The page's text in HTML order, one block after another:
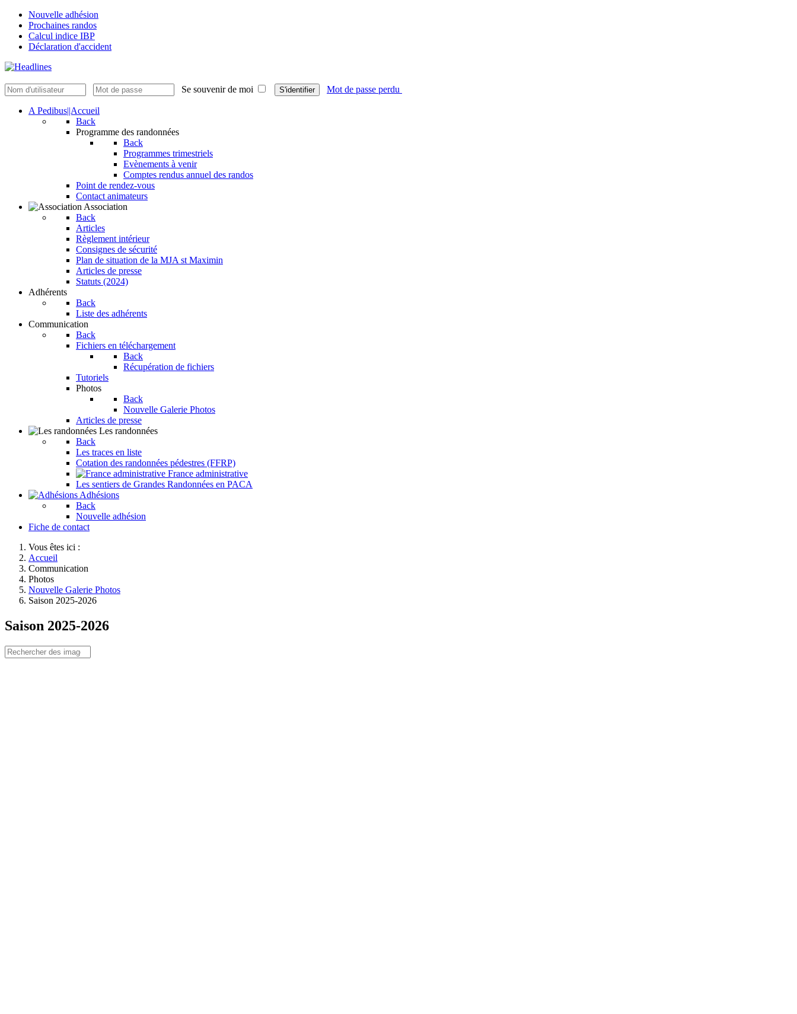
Nouvelle adhésion
Prochaines randos
Calcul indice IBP
Déclaration d'accident
Se souvenir de moi S'identifier Mot de passe perdu
A Pedibus||Accueil
Back
Programme des randonnées
Back
Programmes trimestriels
Evènements à venir
Comptes rendus annuel des randos
Point de rendez-vous
Contact animateurs
Association
Back
Articles
Règlement intérieur
Consignes de sécurité
Plan de situation de la MJA st Maximin
Articles de presse
Statuts (2024)
Adhérents
Back
Liste des adhérents
Communication
Back
Fichiers en téléchargement
Back
Récupération de fichiers
Tutoriels
Photos
Back
Nouvelle Galerie Photos
Articles de presse
Les randonnées
Back
Les traces en liste
Cotation des randonnées pédestres (FFRP)
France administrative
Les sentiers de Grandes Randonnées en PACA
Adhésions
Back
Nouvelle adhésion
Fiche de contact
Vous êtes ici :
Accueil
Communication
Photos
Nouvelle Galerie Photos
Saison 2025-2026
Saison 2025-2026